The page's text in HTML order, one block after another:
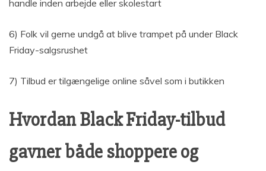
handle inden arbejde eller skolestart
6) Folk vil gerne undgå at blive trampet på under Black
Friday-salgsrushet
7) Tilbud er tilgængelige online såvel som i butikken
Hvordan Black Friday-tilbud
gavner både shoppere og